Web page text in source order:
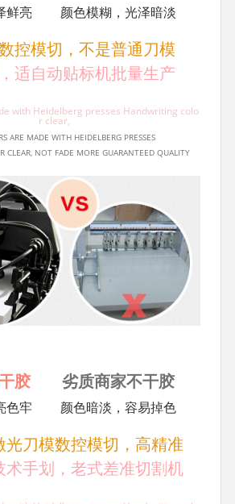
鲜亮 颜色模糊，光泽暗淡
控模切，不是普通刀模
适自动贴标机批量生产
with Heidelberg presses Handwriting colo
r clear,
ARE MADE WITH HEIDELBERG PRESSES
CLEAR, NOT FADE MORE GUARANTEED QUALITY
胶
色牢
劣质商家不干胶
颜色暗淡，容易掉色
光刀模数控模切，高精准
术手划，老式差准切割机